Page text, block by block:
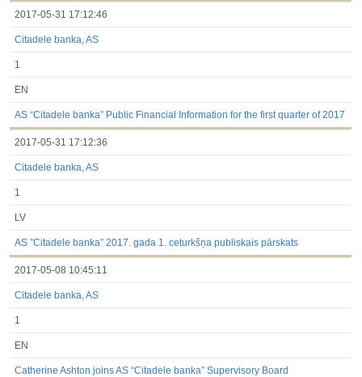
2017-05-31 17:12:46
Citadele banka, AS
1
EN
AS “Citadele banka” Public Financial Information for the first quarter of 2017
2017-05-31 17:12:36
Citadele banka, AS
1
LV
AS ”Citadele banka” 2017. gada 1. ceturkšņa publiskais pārskats
2017-05-08 10:45:11
Citadele banka, AS
1
EN
Catherine Ashton joins AS “Citadele banka” Supervisory Board